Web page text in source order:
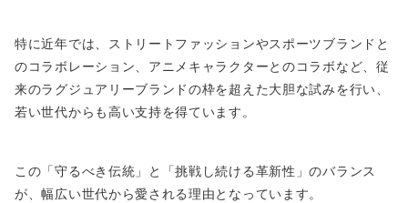
特に近年では、ストリートファッションやスポーツブランドと
のコラボレーション、アニメキャラクターとのコラボなど、従
来のラグジュアリーブランドの枠を超えた大胆な試みを行い、
若い世代からも高い支持を得ています。
この「守るべき伝統」と「挑戦し続ける革新性」のバランス
が、幅広い世代から愛される理由となっています。